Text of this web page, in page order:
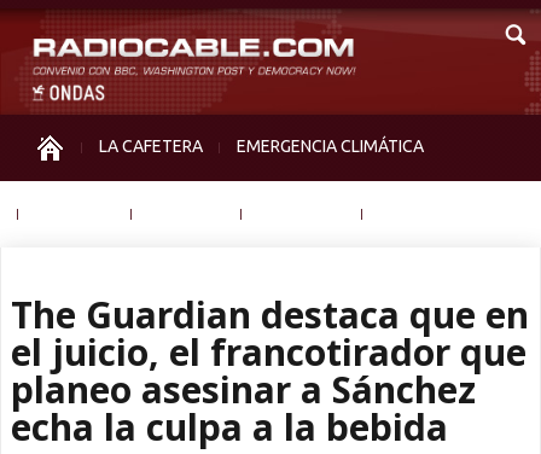
LA CAFETERA EMERGENCIA CLIMÁTICA
The Guardian destaca que en
el juicio, el francotirador que
planeo asesinar a Sánchez
echa la culpa a la bebida